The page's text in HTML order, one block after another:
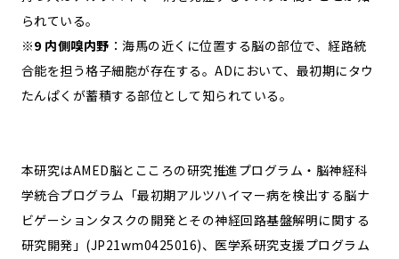
られている。
※9 内側嗅内野 ：海馬の近くに位置する脳の部位で、経路統
合能を担う格子細胞が存在する。ADにおいて、最初期にタウ
たんぱくが蓄積する部位として知られている。
本研究はAMED脳とこころの研究推進プログラム・脳神経科
学統合プログラム「最初期アルツハイマー病を検出する脳ナ
ビゲーションタスクの開発とその神経回路基盤解明に関する
研究開発」(JP21wm0425016)、医学系研究支援プログラム